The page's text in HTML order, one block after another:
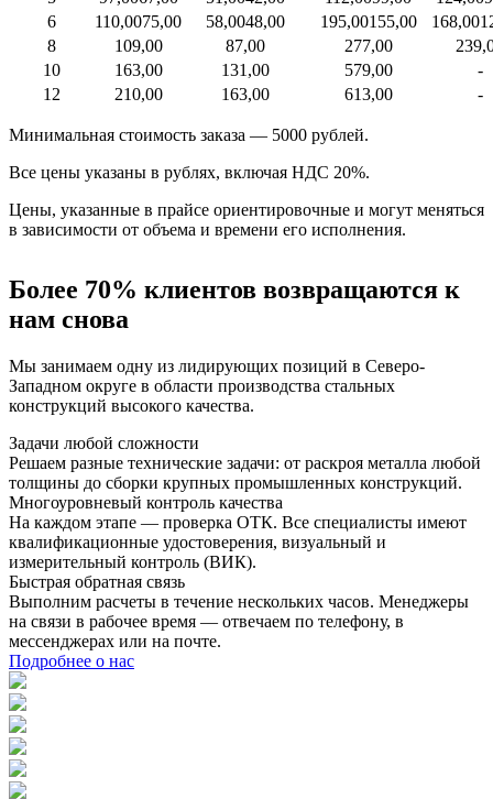
6
110,0075,00 58,0048,00 195,00155,00 168,00
8
109,00 87,00 277,00
10
163,00 131,00 579,00
-
12
210,00 163,00 613,00 -
Минимальная стоимость заказа — 5000 рублей.
Все цены указаны в рублях, включая НДС 20%.
Цены, указанные в прайсе ориентировочные и могут меняться
в зависимости от объема и времени его исполнения.
Более 70% клиентов возвращаются к
нам снова
Мы занимаем одну из лидирующих позиций в Северо-
Западном округе в области производства стальных
конструкций высокого качества.
Задачи любой сложности
Решаем разные технические задачи: от раскроя металла любой
толщины до сборки крупных промышленных конструкций.
Многоуровневый контроль качества
На каждом этапе — проверка ОТК. Все специалисты имеют
квалификационные удостоверения, визуальный и
измерительный контроль (ВИК).
Быстрая обратная связь
Выполним расчеты в течение нескольких часов. Менеджеры
на связи в рабочее время — отвечаем по телефону, в
мессенджерах или на почте.
Подробнее о нас